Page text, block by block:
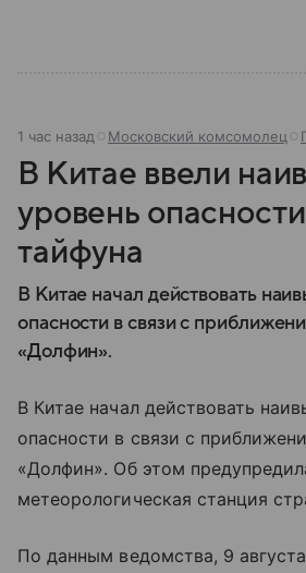
1 час назад Московский комсомолец
В Китае ввели
уровень
тайфуна
В Китае начал действовать
опасности в связи с
«Долфин».
В Китае начал действовать
опасности в связи с
«Долфин». Об этом
метеорологическая станция
По данным ведомства, 9